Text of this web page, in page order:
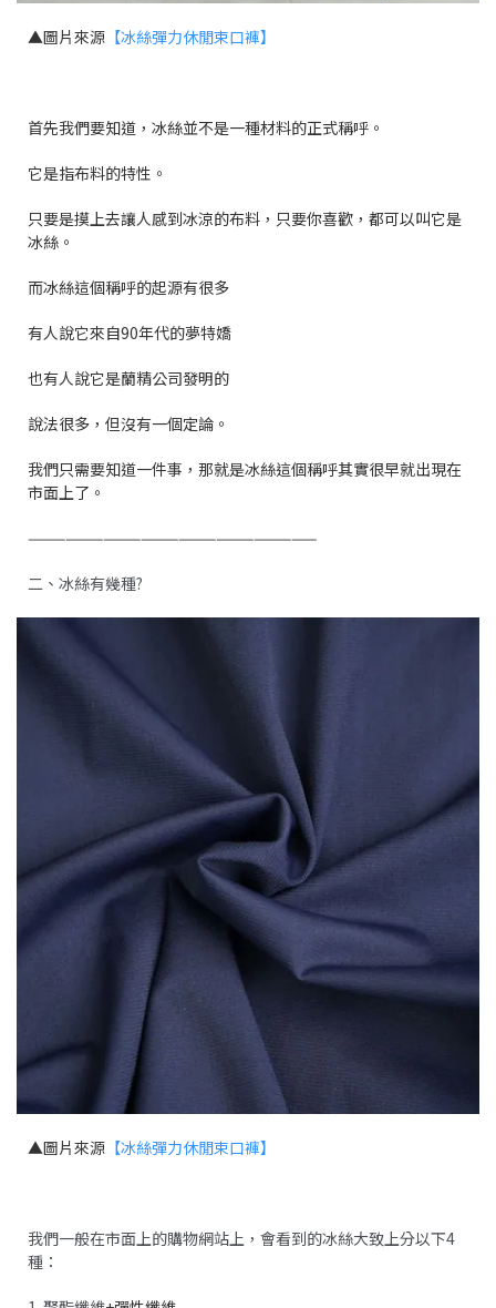
▲圖片來源 【冰絲彈力休閒束口褲】
首先我們要知道，冰絲並不是一種材料的正式稱呼。
它是指布料的特性。
只要是摸上去讓人感到冰涼的布料，只要你喜歡，都可以叫它是
冰絲。
而冰絲這個稱呼的起源有很多
有人說它來自90年代的夢特嬌
也有人說它是蘭精公司發明的
說法很多，但沒有一個定論。
我們只需要知道一件事，那就是冰絲這個稱呼其實很早就出現在
市面上了。
———————————————————————
二、冰絲有幾種?
▲圖片來源 【冰絲彈力休閒束口褲】
我們一般在市面上的購物網站上，會看到的冰絲大致上分以下4
種：